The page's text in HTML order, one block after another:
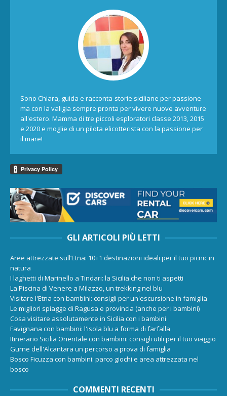
Sono Chiara, guida e racconta-storie siciliane per passione
ma con la valigia sempre pronta per vivere nuove avventure
all'estero. Mamma di tre piccoli esploratori classe 2013, 2015
e 2020 e moglie di un pilota elicotterista con la passione per
il mare!
GLI ARTICOLI PIÙ LETTI
Aree attrezzate sull’Etna: 10+1 destinazioni ideali per il tuo picnic in
natura
I laghetti di Marinello a Tindari: la Sicilia che non ti aspetti
La Piscina di Venere a Milazzo, un trekking nel blu
Visitare l'Etna con bambini: consigli per un'escursione in famiglia
Le migliori spiagge di Ragusa e provincia (anche per i bambini)
Cosa visitare assolutamente in Sicilia con i bambini
Favignana con bambini: l'isola blu a forma di farfalla
Itinerario Sicilia Orientale con bambini: consigli utili per il tuo viaggio
Gurne dell'Alcantara un percorso a prova di famiglia
Bosco Ficuzza con bambini: parco giochi e area attrezzata nel
bosco
COMMENTI RECENTI